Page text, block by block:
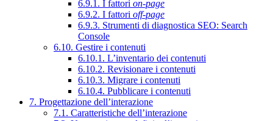
6.9.1. I fattori on-page
6.9.2. I fattori off-page
6.9.3. Strumenti di diagnostica SEO: Search
Console
6.10. Gestire i contenuti
6.10.1. L’inventario dei contenuti
6.10.2. Revisionare i contenuti
6.10.3. Migrare i contenuti
6.10.4. Pubblicare i contenuti
7. Progettazione dell’interazione
7.1. Caratteristiche dell’interazione